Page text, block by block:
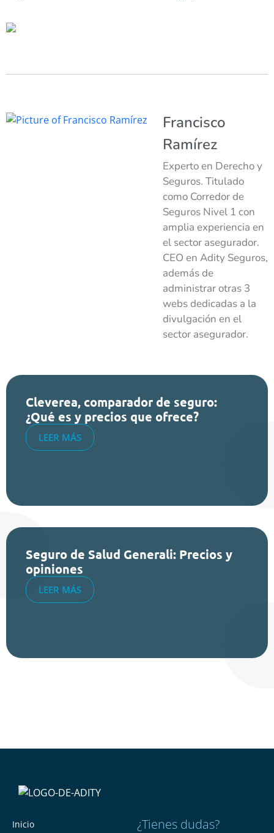
Francisco
Ramírez
Experto en Derecho y
Seguros. Titulado
como Corredor de
Seguros Nivel 1 con
amplia experiencia en
el sector asegurador.
CEO en Adity Seguros,
además de
administrar otras 3
webs dedicadas a la
divulgación en el
sector asegurador.
Cleverea, comparador de seguro:
¿Qué es y precios que ofrece?
LEER MÁS
Seguro de Salud Generali: Precios y
opiniones
LEER MÁS
Inicio
¿Tienes dudas?